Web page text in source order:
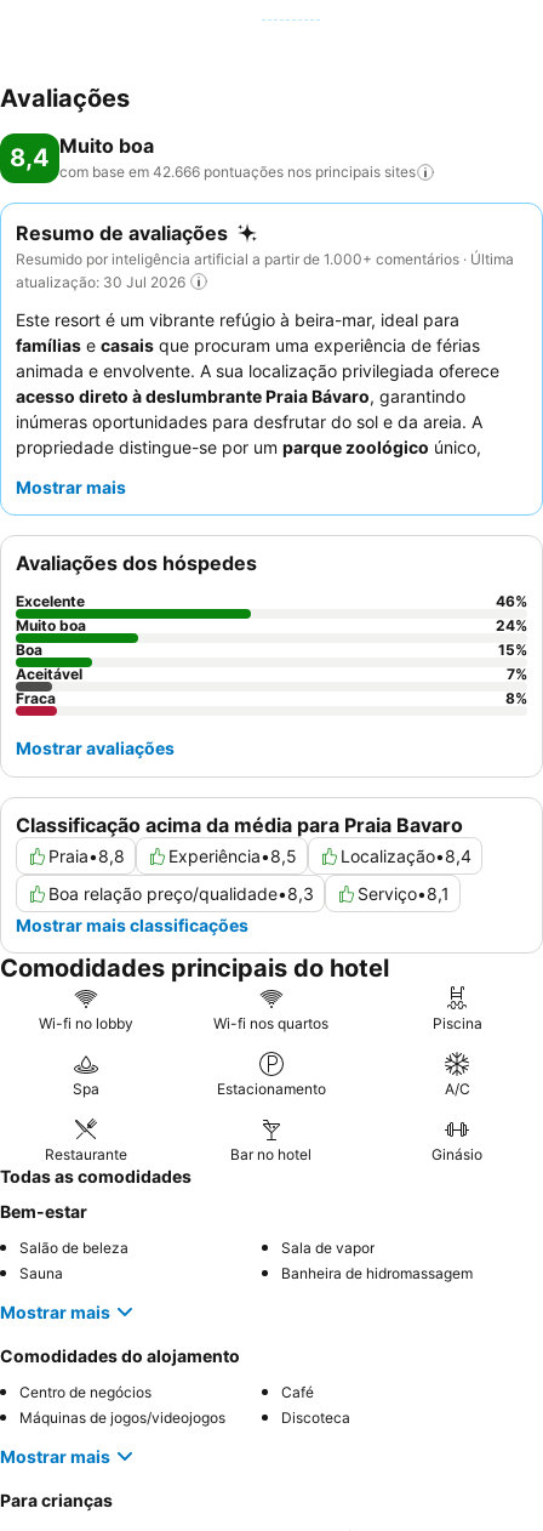
Avaliações
8,4 Muito boa
com base em 42.666 pontuações nos principais sites
Resumo de avaliações
Resumido por inteligência artificial a partir de 1.000+ comentários · Última
atualização: 30 Jul 2026
Este resort é um vibrante refúgio à beira-mar, ideal para
famílias e casais que procuram uma experiência de férias
animada e envolvente. A sua localização privilegiada oferece
acesso direto à deslumbrante Praia Bávaro, garantindo
inúmeras oportunidades para desfrutar do sol e da areia. A
propriedade distingue-se por um parque zoológico único,
Os hóspedes elogiam consistentemente os
particularmente os restaurantes temáticos indianos e japoneses,
muito bem avaliados. Para uma experiência melhorada,
considere fazer um upgrade para o
para ter
acesso exclusivo a áreas de praia privadas, piscinas e
restaurantes.
Mostrar mais
Classificação acima da média para Praia Bavaro
Praia•8,8 Experiência•8,5 Localização•8,4
Boa relação preço/qualidade•8,3 Serviço•8,1
Mostrar mais classificações
Avaliações dos hóspedes
Excelente 46%
Muito boa
24%
Boa
15%
Aceitável
7%
Fraca
8%
Mostrar avaliações
Comodidades principais do hotel
Wi-fi no lobby Wi-fi nos quartos Piscina
Spa Estacionamento A/C
Restaurante Bar no hotel Ginásio
Todas as comodidades
Bem-estar
Salão de beleza
Sala de vapor
Sauna
Banheira de hidromassagem
Mostrar mais
Comodidades do alojamento
Centro de negócios
Café
Máquinas de jogos/videojogos
Discoteca
Mostrar mais
Para crianças